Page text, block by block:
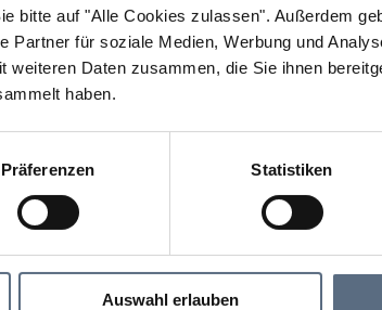
bitte auf "Alle Cookies zulassen". Außerdem
Partner für soziale Medien, Werbung und
weiteren Daten zusammen, die Sie ihnen
haben.
Präferenzen Statistiken
Auswahl erlauben